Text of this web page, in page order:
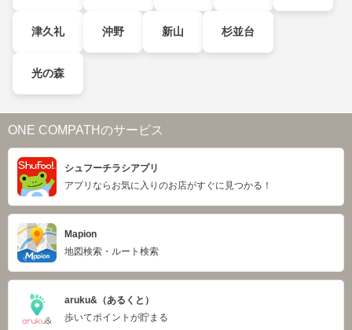
津久礼 沖野 新山 杉並台
光の森
ONE COMPATHのサービス
シュフーチラシアプリ
アプリならお気に入りのお店がすぐに見つかる！
Mapion
地図検索・ルート検索
aruku&（あるくと）
歩いてポイントが貯まる